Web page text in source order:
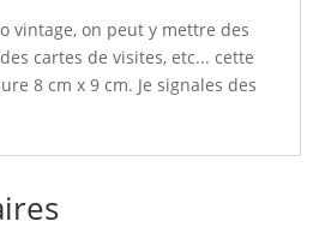
vintage, on peut y mettre des
cartes de visites, etc... cette
8 cm x 9 cm. Je signales des